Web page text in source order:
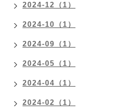
2024-12（1）
2024-10（1）
2024-09（1）
2024-05（1）
2024-04（1）
2024-02（1）